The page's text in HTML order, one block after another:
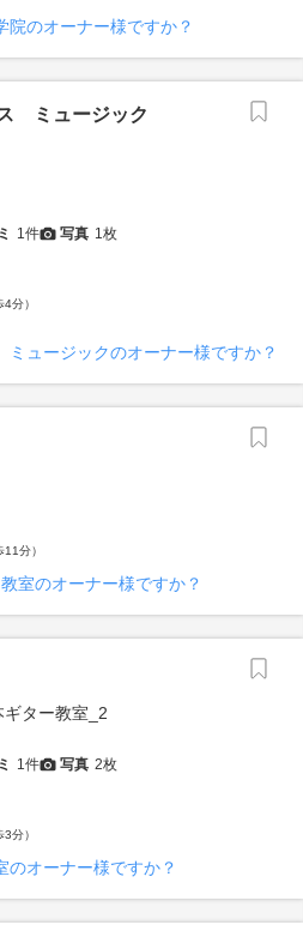
院のオーナー様ですか？
ミュージック
1件 写真 1枚
分）
ュージックのオーナー様ですか？
分）
室のオーナー様ですか？
1件 写真 2枚
分）
のオーナー様ですか？